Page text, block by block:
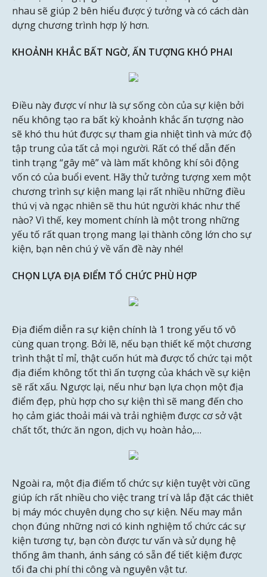
nhau sẽ giúp 2 bên hiểu được ý tưởng và có cách dàn
dựng chương trình hợp lý hơn.
KHOẢNH KHẮC BẤT NGỜ, ẤN TƯỢNG KHÓ PHAI
Điều này được ví như là sự sống còn của sự kiện bởi
nếu không tạo ra bất kỳ khoảnh khắc ấn tượng nào
sẽ khó thu hút được sự tham gia nhiệt tình và mức độ
tập trung của tất cả mọi người. Rất có thể dẫn đến
tình trạng “gây mê” và làm mất không khí sôi động
vốn có của buổi event. Hãy thử tưởng tượng xem một
chương trình sự kiện mang lại rất nhiều những điều
thú vị và ngạc nhiên sẽ thu hút người khác như thế
nào? Vì thế, key moment chính là một trong những
yếu tố rất quan trọng mang lại thành công lớn cho sự
kiện, bạn nên chú ý về vấn đề này nhé!
CHỌN LỰA ĐỊA ĐIỂM TỔ CHỨC PHÙ HỢP
Địa điểm diễn ra sự kiện chính là 1 trong yếu tố vô
cùng quan trọng. Bởi lẽ, nếu bạn thiết kế một chương
trình thật tỉ mỉ, thật cuốn hút mà được tổ chức tại một
địa điểm không tốt thì ấn tượng của khách về sự kiện
sẽ rất xấu. Ngược lại, nếu như bạn lựa chọn một địa
điểm đẹp, phù hợp cho sự kiện thì sẽ mang đến cho
họ cảm giác thoải mái và trải nghiệm được cơ sở vật
chất tốt, thức ăn ngon, dịch vụ hoàn hảo,…
Ngoài ra, một địa điểm tổ chức sự kiện tuyệt vời cũng
giúp ích rất nhiều cho việc trang trí và lắp đặt các thiêt
bị máy móc chuyên dụng cho sự kiện. Nếu may mắn
chọn đúng những nơi có kinh nghiệm tổ chức các sự
kiện tương tự, bạn còn được tư vấn và sử dụng hệ
thống âm thanh, ánh sáng có sẵn để tiết kiệm được
tối đa chi phí thi công và nguyên vật tư.